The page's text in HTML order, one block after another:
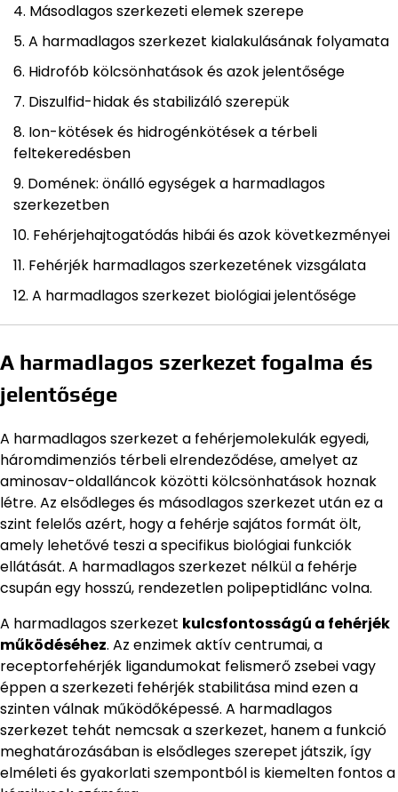
Másodlagos szerkezeti elemek szerepe
A harmadlagos szerkezet kialakulásának folyamata
Hidrofób kölcsönhatások és azok jelentősége
Diszulfid-hidak és stabilizáló szerepük
Ion-kötések és hidrogénkötések a térbeli
feltekeredésben
Domének: önálló egységek a harmadlagos
szerkezetben
Fehérjehajtogatódás hibái és azok következményei
Fehérjék harmadlagos szerkezetének vizsgálata
A harmadlagos szerkezet biológiai jelentősége
A harmadlagos szerkezet fogalma és
jelentősége
A harmadlagos szerkezet a fehérjemolekulák egyedi,
háromdimenziós térbeli elrendeződése, amelyet az
aminosav-oldalláncok közötti kölcsönhatások hoznak
létre. Az elsődleges és másodlagos szerkezet után ez a
szint felelős azért, hogy a fehérje sajátos formát ölt,
amely lehetővé teszi a specifikus biológiai funkciók
ellátását. A harmadlagos szerkezet nélkül a fehérje
csupán egy hosszú, rendezetlen polipeptidlánc volna.
A harmadlagos szerkezet kulcsfontosságú a fehérjék
működéséhez. Az enzimek aktív centrumai, a
receptorfehérjék ligandumokat felismerő zsebei vagy
éppen a szerkezeti fehérjék stabilitása mind ezen a
szinten válnak működőképessé. A harmadlagos
szerkezet tehát nemcsak a szerkezet, hanem a funkció
meghatározásában is elsődleges szerepet játszik, így
elméleti és gyakorlati szempontból is kiemelten fontos a